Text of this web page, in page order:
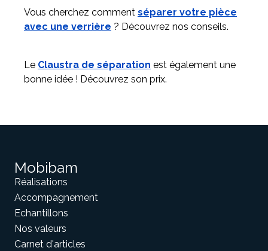
Vous cherchez comment séparer votre pièce
avec une verrière ? Découvrez nos conseils.
Le Claustra de séparation est également une
bonne idée ! Découvrez son prix.
Mobibam
Réalisations
Accompagnement
Echantillons
Nos valeurs
Carnet d'articles